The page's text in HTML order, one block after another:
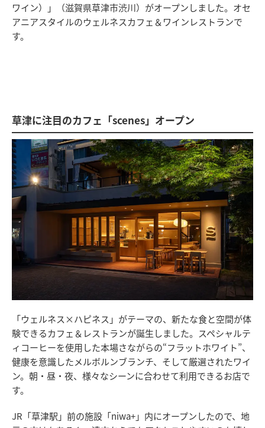
ワイン）」（滋賀県草津市渋川）がオープンしました。オセ
アニアスタイルのウェルネスカフェ＆ワインレストランで
す。
草津に注目のカフェ「scenes」オープン
「ウェルネス×ハピネス」がテーマの、新たな食と空間が体
験できるカフェ＆レストランが誕生しました。スペシャルテ
ィコーヒーを使用した本場さながらの“フラットホワイト”、
健康を意識したメルボルンブランチ、そして厳選されたワイ
ン。朝・昼・夜、様々なシーンに合わせて利用できるお店で
す。
JR「草津駅」前の施設「niwa+」内にオープンしたので、地